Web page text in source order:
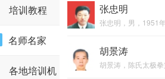
讲堂
培训教程
名师名家
各地培训机
张忠明
胡景涛